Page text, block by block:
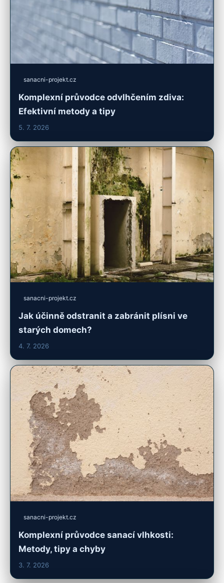
sanacni-projekt.cz
Komplexní průvodce odvlhčením zdiva:
Efektivní metody a tipy
5. 7. 2026
sanacni-projekt.cz
Jak účinně odstranit a zabránit plísni ve
starých domech?
4. 7. 2026
sanacni-projekt.cz
Komplexní průvodce sanací vlhkosti:
Metody, tipy a chyby
3. 7. 2026